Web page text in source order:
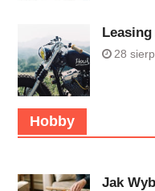
28
Hobby
Jak